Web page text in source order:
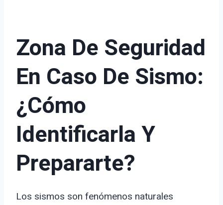
Zona De Seguridad
En Caso De Sismo:
¿Cómo
Identificarla Y
Prepararte?
Los sismos son fenómenos naturales